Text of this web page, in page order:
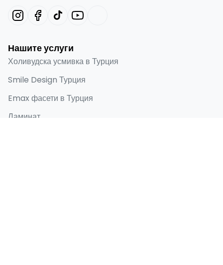
Нашите услуги
Холивудска усмивка в Турция
Smile Design Турция
Emax фасети в Турция
Ламинат